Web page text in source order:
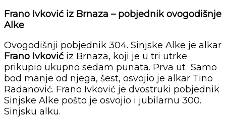
Frano Ivković iz Brnaza – pobjednik ovogodišnje
Alke
Ovogodišnji pobjednik 304. Sinjske Alke je alkar
Frano Ivković iz Brnaza, koji je u tri utrke
prikupio ukupno sedam punata. Prva ut Samo
bod manje od njega, šest, osvojio je alkar Tino
Radanović. Frano Ivković je dvostruki pobjednik
Sinjske Alke pošto je osvojio i jubilarnu 300.
Sinjsku alku.